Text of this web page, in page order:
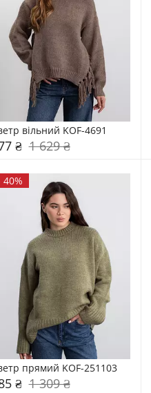
вільний KOF-4691
₴ 1 629 ₴
40%
прямий KOF-251103
₴ 1 309 ₴